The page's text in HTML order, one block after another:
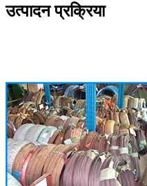
उत्पादन प्रक्रिया